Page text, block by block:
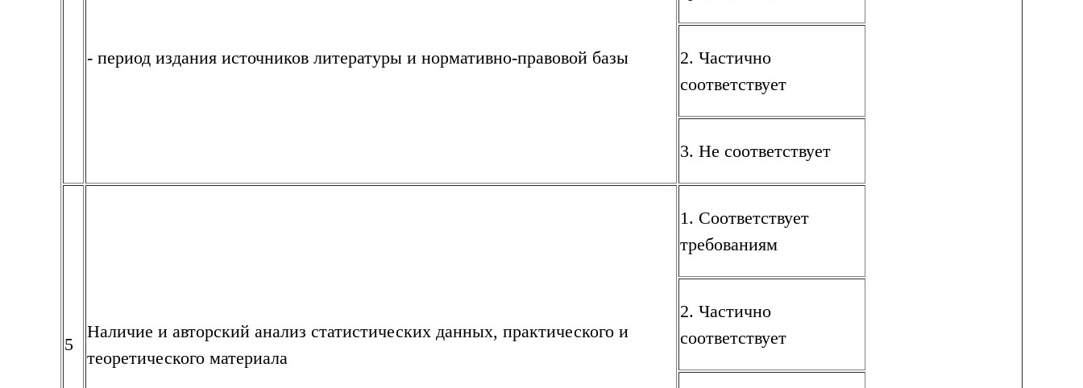
- период издания источников литературы и нормативно-правовой базы
2. Частично
соответствует
3. Не соответствует
5
Наличие и авторский анализ статистических данных, практического и
теоретического материала
1. Соответствует
требованиям
2. Частично
соответствует